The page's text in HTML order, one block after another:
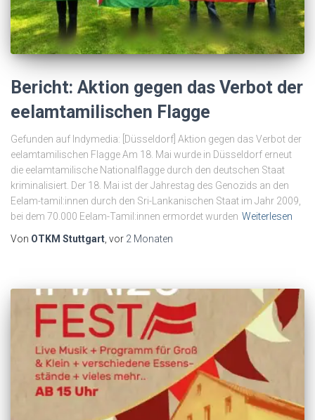
Bericht: Aktion gegen das Verbot der
eelamtamilischen Flagge
Gefunden auf Indymedia: [Düsseldorf] Aktion gegen das Verbot der
eelamtamilischen Flagge Am 18. Mai wurde in Düsseldorf erneut
die eelamtamilische Nationalflagge durch den deutschen Staat
kriminalisiert. Der 18. Mai ist der Jahrestag des Genozids an den
Eelam-tamil:innen durch den Sri-Lankanischen Staat im Jahr 2009,
bei dem 70.000 Eelam-Tamil:innen ermordet wurden Weiterlesen
Von OTKM Stuttgart , vor 2 Monaten